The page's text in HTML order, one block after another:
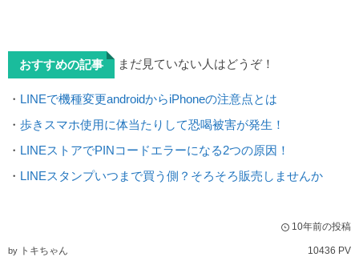
おすすめの記事 まだ見ていない人はどうぞ！
・ LINEで機種変更androidからiPhoneの注意点とは
・ 歩きスマホ使用に体当たりして恐喝被害が発生！
・ LINEストアでPINコードエラーになる2つの原因！
・ LINEスタンプいつまで買う側？そろそろ販売しませんか
10年前の投稿
by トキちゃん 10436 PV